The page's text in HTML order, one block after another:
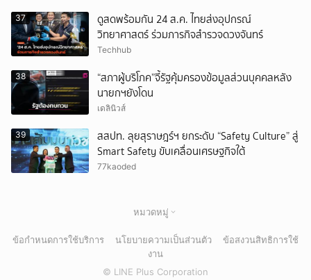
37
ดูสดพร้อมกัน 24 ส.ค. ไทยส่งอุปกรณ์
วิทยาศาสตร์ ร่วมภารกิจสำรวจดวงจันทร์
Techhub
38
“สภาผู้บริโภค”จี้รัฐคุ้มครองข้อมูลส่วนบุคคลหลัง
นายกฯยังโดน
เดลินิวส์
39
สสปท. ลุยสุราษฎร์ฯ ยกระดับ “Safety Culture” สู่
Smart Safety ขับเคลื่อนเศรษฐกิจใต้
77kaoded
หมวดหมู่
ข้อกำหนดการใช้บริการ นโยบายความเป็นส่วนตัว
ข้อสงวนสิทธิการใช้
งาน
© LINE Plus Corporation